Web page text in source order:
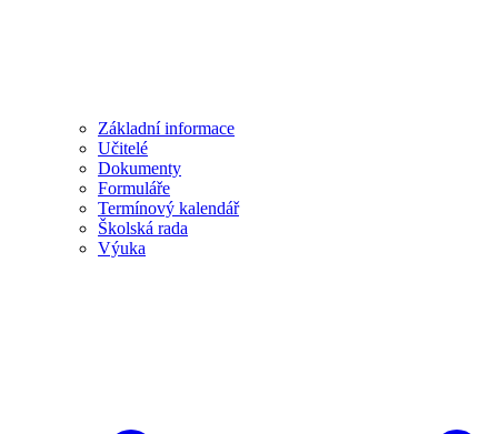
Základní informace
Učitelé
Dokumenty
Formuláře
Termínový kalendář
Školská rada
Výuka